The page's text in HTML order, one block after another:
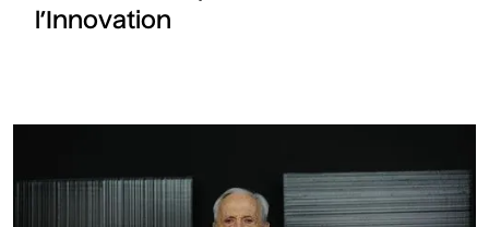
l’Innovation